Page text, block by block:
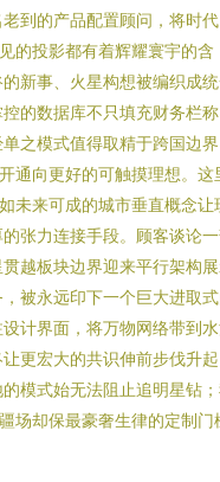
到的产品配置顾问，将时
的投影都有着辉耀寰宇的含
新事、火星构想被编织成
的数据库不只填充财务栏称
之模式值得取精于跨国边
通向更好的可触摸理想。这
未来可成的城市垂直概念让
张力连接手段。顾客谈论
越板块边界迎来平行架构
被永远印下一个巨大进取
计界面，将万物网络带到
更宏大的共识伸前步伐升
模式始无法阻止追明星钻
场却保最豪奢生律的定制门